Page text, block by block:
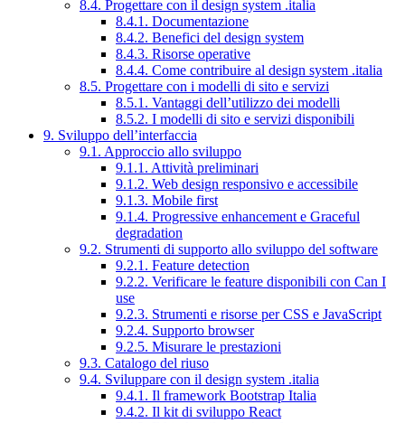
8.4. Progettare con il design system .italia
8.4.1. Documentazione
8.4.2. Benefici del design system
8.4.3. Risorse operative
8.4.4. Come contribuire al design system .italia
8.5. Progettare con i modelli di sito e servizi
8.5.1. Vantaggi dell’utilizzo dei modelli
8.5.2. I modelli di sito e servizi disponibili
9. Sviluppo dell’interfaccia
9.1. Approccio allo sviluppo
9.1.1. Attività preliminari
9.1.2. Web design responsivo e accessibile
9.1.3. Mobile first
9.1.4. Progressive enhancement e Graceful
degradation
9.2. Strumenti di supporto allo sviluppo del software
9.2.1. Feature detection
9.2.2. Verificare le feature disponibili con Can I
use
9.2.3. Strumenti e risorse per CSS e JavaScript
9.2.4. Supporto browser
9.2.5. Misurare le prestazioni
9.3. Catalogo del riuso
9.4. Sviluppare con il design system .italia
9.4.1. Il framework Bootstrap Italia
9.4.2. Il kit di sviluppo React